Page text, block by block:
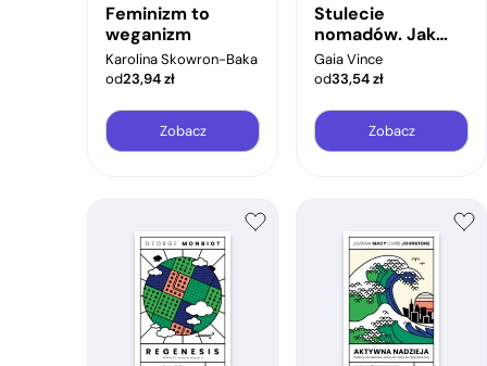
Feminizm to
weganizm
Karolina Skowron-Baka
od23,94zł
Zobacz
Stulecie
nomadów. Jak
wędrówki ludów
zmienią świat
Gaia Vince
od33,54zł
Zobacz